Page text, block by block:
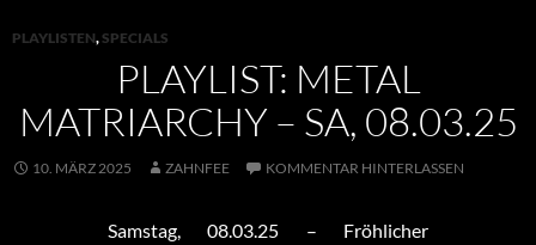
PLAYLISTEN, SPECIALS
PLAYLIST: METAL
MATRIARCHY – SA, 08.03.25
10. MÄRZ 2025 ZAHNFEE KOMMENTAR HINTERLASSEN
Samstag, 08.03.25 – Fröhlicher